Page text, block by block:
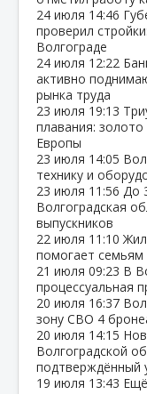
24 июля 14:46
проверил
Волгограде
24 июля 12:22
активно
рынка труда
23 июля 19:13
плавания:
Европы
23 июля 14:05
технику и
23 июля 11:56 До
Волгоградская
выпускников
22 июля 11:10
помогает семьям
21 июля 09:23 В
процессуальная
20 июля 16:37
зону СВО 4
20 июля 14:15
Волгоградской
подтверждённый
19 июля 13:43